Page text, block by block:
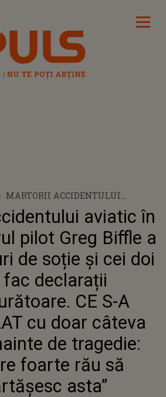
MARTORII ACCIDENTULUI
AVIATIC ÎN CARE CELEBRUL PILOT
GREG BIFFLE A MURIT ALĂTURI
DE SOȚIE ȘI CEI DOI COPII FAC
DECLARAȚII CUTREMURĂTOARE.
CE S-A ÎNTÂMPLAT CU DOAR
CÂTEVA MINUTE ÎNAINTE DE
TRAGEDIE: "ÎMI PARE FOARTE RĂU
SĂ ÎMPĂRTĂȘESC ASTA”
aviatic în
pilot Greg Biffle a
de soție și cei doi
fac declarații
CE S-A
cu doar câteva
de tragedie:
foarte rău să
asta”